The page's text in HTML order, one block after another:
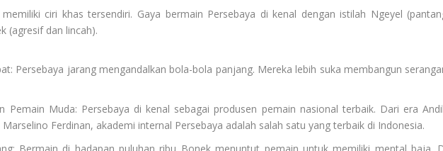
ciri khas tersendiri. Gaya bermain Persebaya di kenal dengan istilah Ngeyel
(agresif dan lincah).
Persebaya jarang mengandalkan bola-bola panjang. Mereka lebih suka membangun
Pemain Muda: Persebaya di kenal sebagai produsen pemain nasional terbaik. Dari era
Ferdinan, akademi internal Persebaya adalah salah satu yang terbaik di Indonesia.